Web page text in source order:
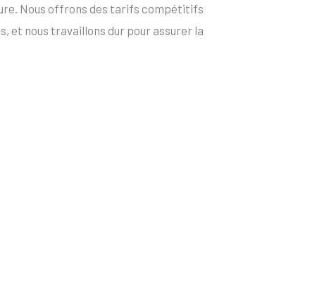
Nous offrons des tarifs compétitifs
et nous travaillons dur pour assurer la